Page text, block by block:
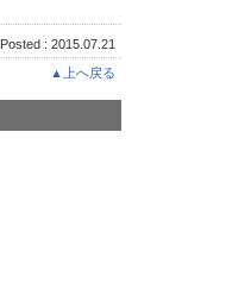
Posted : 2015.07.21
▲上へ戻る